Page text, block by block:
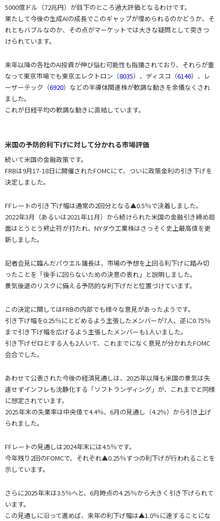
5000億ドル（72兆円）が目下のところ過大評価となるわけです。
果たして今後の生成AIの成長でこのギャップが埋められるのかどうか、そ
れともバブルなのか、その点がマーケットでは大きな疑問として突きつ
けられています。
来年以降の各社のAI投資が伸び悩む可能性も指摘されており、それらが重
なって東京市場でも東京エレクトロン（8035）、ディスコ（6146）、レ
ーザーテック（6920）などの半導体関連株が軟調な動きを余儀なくされ
ました。
これが日経平均の軟調な動きに直結しています。
米国の予防的利下げに対して分かれる市場評価
続いて米国の金融政策です。
FRBは9月17-18日に開催されたFOMCにて、ついに政策金利の引き下げを
決定しました。
FFレートの引き下げ幅は通常の2回分となる▲0.5％で決着しました。
2022年3月（あるいは2021年11月）から続けられた米国の金融引き締め局
面はとうとう終止符が打たれ、NYダウ工業株はさっそく史上最高値を更
新しました。
記者会見に臨んだパウエル議長は、市場の予想を上回る利下げに踏み切
ったことを「後手に回らないための決意の表れ」と説明しました。
景気後退のリスクに備える予防的な利下げだと位置づけています。
この決定に関してはFRBの内部でも様々な意見があったようです。
引き下げ幅を0.25％にとどめるよう主張したメンバーが7人、逆に0.75％
まで引き下げ幅を広げるよう主張したメンバーも1人いました。
引き下げゼロとする人も2人いて、これまでになく意見が分かれたFOMC
会合でした。
あわせて公表された今後の経済見通しは、2025年以降も米国の景気は失
速せずインフレも沈静化する「ソフトランディング」が、これまでと同様
に想定されています。
2025年末の失業率は中央値で4.4％、6月の見通し（4.2％）から引き上げ
られました。
FFレートの見通しは2024年末には4.5％です。
今年残り2回のFOMCで、それぞれ▲0.25％ずつの利下げが行われることを
示しています。
さらに2025年末は3.5％へと、6月時点の4.25％から大きく引き下げられて
います。
この見通しに沿って進めば、来年の利下げ幅は▲1.0％に達することにな